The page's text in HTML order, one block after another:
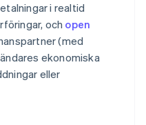
i realtid
och open
(med
ekonomiska
eller